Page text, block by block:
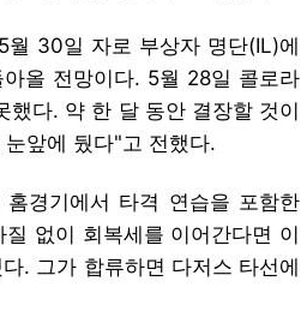
30일 자로 부상자 명단(IL)에
올 전망이다. 5월 28일 콜로라
했다. 약 한 달 동안 결장할 것이
앞에 뒀다"고 전했다.
경기에서 타격 연습을 포함한
없이 회복세를 이어간다면 이
. 그가 합류하면 다저스 타선에